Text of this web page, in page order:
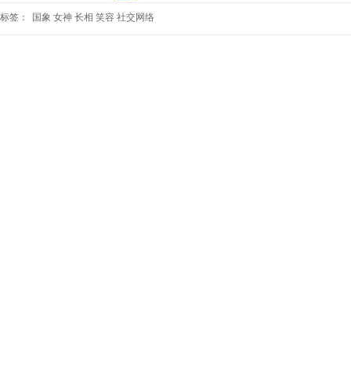
标签： 国象 女神 长相 笑容 社交网络